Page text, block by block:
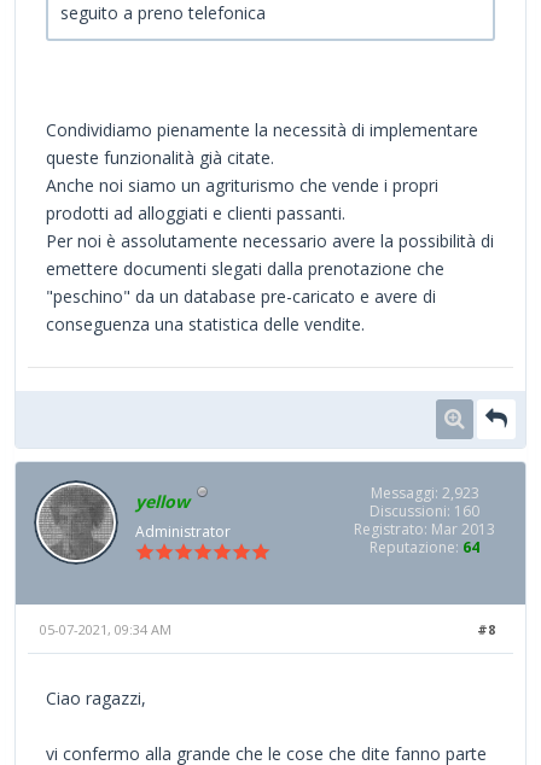
seguito a preno telefonica
Condividiamo pienamente la necessità di implementare
queste funzionalità già citate.
Anche noi siamo un agriturismo che vende i propri
prodotti ad alloggiati e clienti passanti.
Per noi è assolutamente necessario avere la possibilità di
emettere documenti slegati dalla prenotazione che
"peschino" da un database pre-caricato e avere di
conseguenza una statistica delle vendite.
yellow
Administrator
Messaggi: 2,923
Discussioni: 160
Registrato: Mar 2013
Reputazione: 64
#8
05-07-2021, 09:34 AM
Ciao ragazzi,
vi confermo alla grande che le cose che dite fanno parte